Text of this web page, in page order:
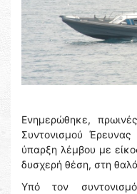
Ενημερώθηκε,
Συντονισμού
ύπαρξη λέμβου με
δυσχερή θέση, στη
Υπό τον